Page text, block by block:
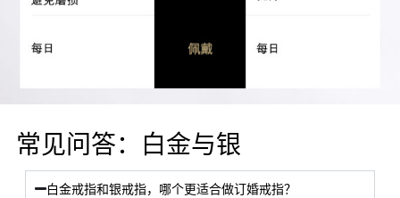
常见问答：白金与银
白金戒指和银戒指，哪个更适合做订婚戒指？